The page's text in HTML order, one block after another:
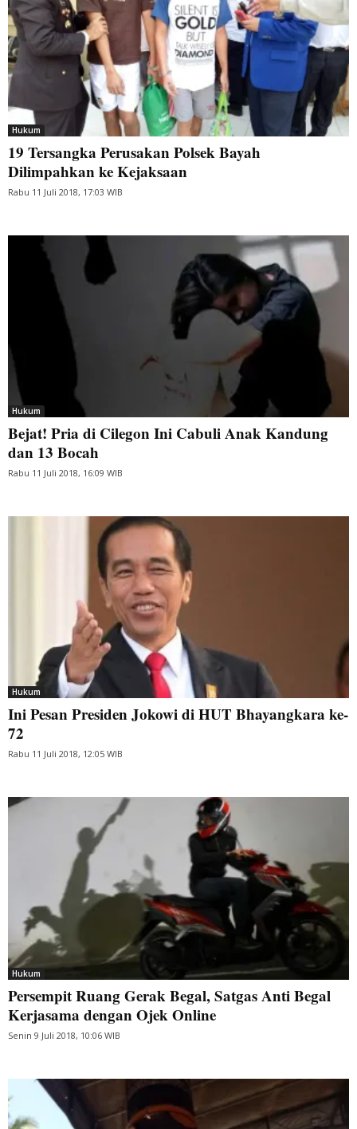
Hukum
19 Tersangka Perusakan Polsek Bayah
Dilimpahkan ke Kejaksaan
Rabu 11 Juli 2018, 17:03 WIB
Hukum
Bejat! Pria di Cilegon Ini Cabuli Anak Kandung
dan 13 Bocah
Rabu 11 Juli 2018, 16:09 WIB
Hukum
Ini Pesan Presiden Jokowi di HUT Bhayangkara ke-
72
Rabu 11 Juli 2018, 12:05 WIB
Hukum
Persempit Ruang Gerak Begal, Satgas Anti Begal
Kerjasama dengan Ojek Online
Senin 9 Juli 2018, 10:06 WIB